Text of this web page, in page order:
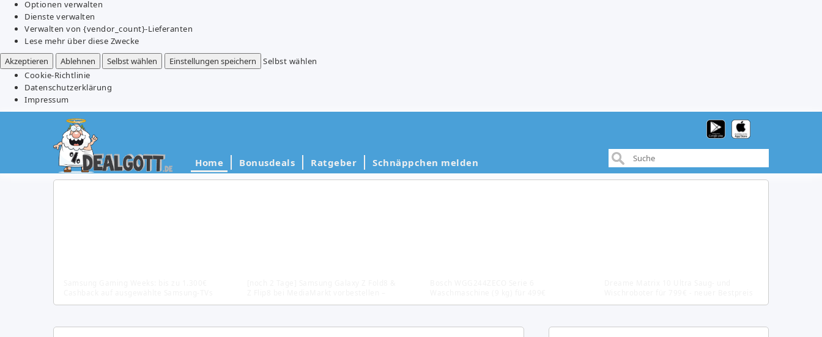
Optionen verwalten
Dienste verwalten
Verwalten von {vendor_count}-Lieferanten
Lese mehr über diese Zwecke
Akzeptieren
Ablehnen Selbst wählen Einstellungen speichern
Selbst wählen
Cookie-Richtlinie
Datenschutzerklärung
Impressum
Home Bonusdeals Ratgeber Schnäppchen melden